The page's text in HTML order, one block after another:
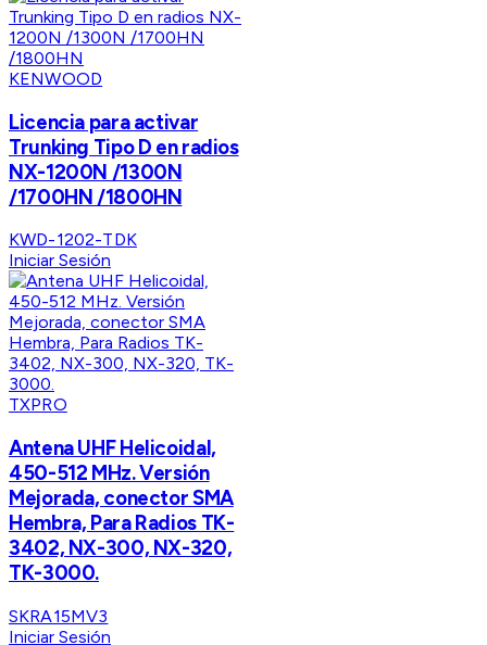
KENWOOD
Licencia para activar
Trunking Tipo D en radios
NX-1200N /1300N
/1700HN /1800HN
KWD-1202-TDK
Iniciar Sesión
TXPRO
Antena UHF Helicoidal,
450-512 MHz. Versión
Mejorada, conector SMA
Hembra, Para Radios TK-
3402, NX-300, NX-320,
TK-3000.
SKRA15MV3
Iniciar Sesión